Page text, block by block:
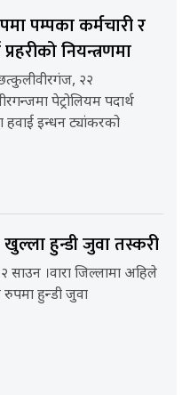
पम्पका कर्मचारी र
नियन्त्रणमा
२२
पेट्रोलियम पदार्थ
हवाई इन्धन ट्यांकरको
खुल्ला हुन्डी जुवा तस्करी
साउन ।वारा जिल्लामा अहिले
रुपमा हुन्डी जुवा